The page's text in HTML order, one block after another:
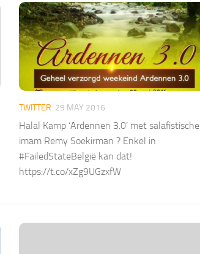
TWITTER 29 MAY 2016
Halal Kamp ‘Ardennen 3.0’ met salafistische
imam Remy Soekirman ? Enkel in
#FailedStateBelgië kan dat!
https://t.co/xZg9UGzxfW